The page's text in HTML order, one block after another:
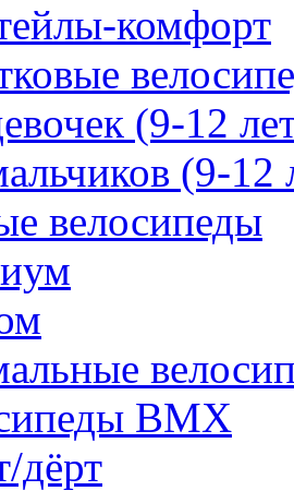
комфорт
(9-12
(9-12
велосипеды
BMX
дёрт